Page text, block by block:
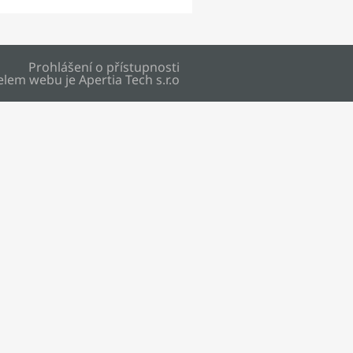
Prohlášení o přístupnosti
webu jeApertia Tech s.r.o